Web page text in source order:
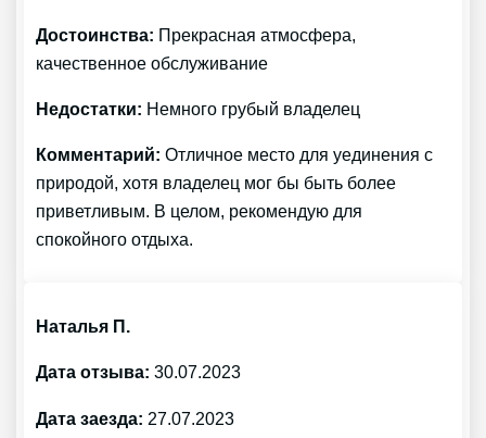
Достоинства: Прекрасная атмосфера,
качественное обслуживание
Недостатки: Немного грубый владелец
Комментарий: Отличное место для уединения с
природой, хотя владелец мог бы быть более
приветливым. В целом, рекомендую для
спокойного отдыха.
Наталья П.
Дата отзыва: 30.07.2023
Дата заезда: 27.07.2023